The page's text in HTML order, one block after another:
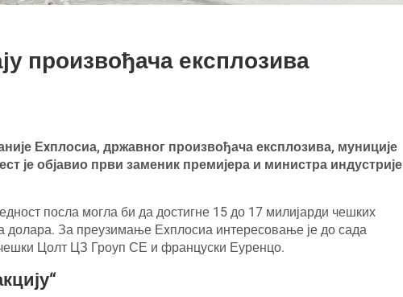
произвођача експлозива
Еxплосиа, државног произвођача експлозива, муниције
је објавио први заменик премијера и министра индустрије
посла могла би да достигне 15 до 17 милијарди чешких
долара. За преузимање Еxплосиа интересовање је до сада
Цолт ЦЗ Гроуп СЕ и француски Еуренцо.